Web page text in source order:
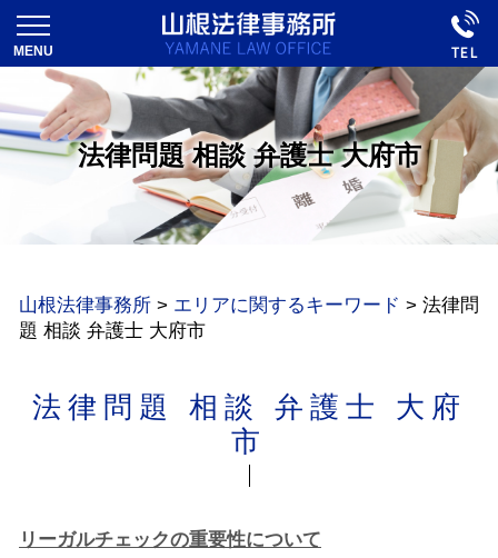
法律問題 相談 弁護士 大府市
山根法律事務所 > エリアに関するキーワード > 法律問
題 相談 弁護士 大府市
法律問題 相談 弁護士 大府
市
リーガルチェックの重要性について